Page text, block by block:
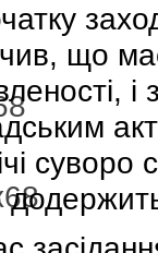
що
і
суворо